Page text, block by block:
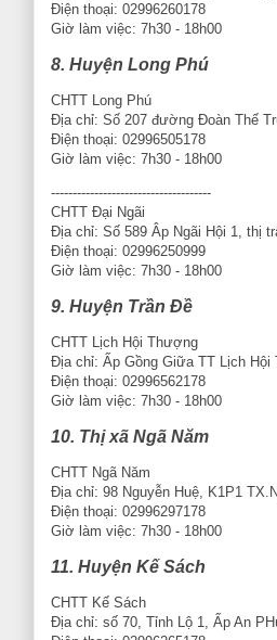
Điện thoại: 02996260178
Giờ làm việc: 7h30 - 18h00
8. Huyện Long Phú
CHTT Long Phú
Địa chỉ: Số 207 đường Đoàn Thế
Điện thoại: 02996505178
Giờ làm việc: 7h30 - 18h00
-------------------------------------
CHTT Đại Ngãi
Địa chỉ: Số 589 Âp Ngãi Hội 1, thị
Điện thoại: 02996250999
Giờ làm việc: 7h30 - 18h00
9. Huyện Trần Đề
CHTT Lịch Hội Thượng
Địa chỉ: Ấp Gồng Giữa TT Lịch
Điện thoại: 02996562178
Giờ làm việc: 7h30 - 18h00
10. Thị xã Ngã Năm
CHTT Ngã Năm
Địa chỉ: 98 Nguyễn Huệ, K1P1
Điện thoại: 02996297178
Giờ làm việc: 7h30 - 18h00
11. Huyện Kế Sách
CHTT Kế Sách
Địa chỉ: số 70, Tỉnh Lộ 1, Ấp An